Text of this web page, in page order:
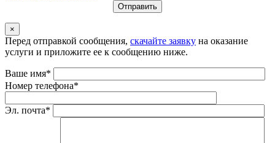
×
Перед отправкой сообщения, скачайте заявку на оказание
услуги и приложите ее к сообщению ниже.
Ваше имя*
Номер телефона*
Эл. почта*